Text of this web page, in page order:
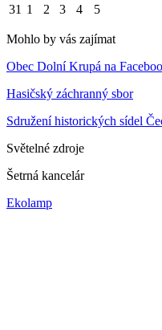
31 1 2 3 4 5
Mohlo by vás zajímat
Obec Dolní Krupá na
Hasičský záchranný sbor
Sdružení historických sídel
Světelné zdroje
Šetrná kancelár
Ekolamp